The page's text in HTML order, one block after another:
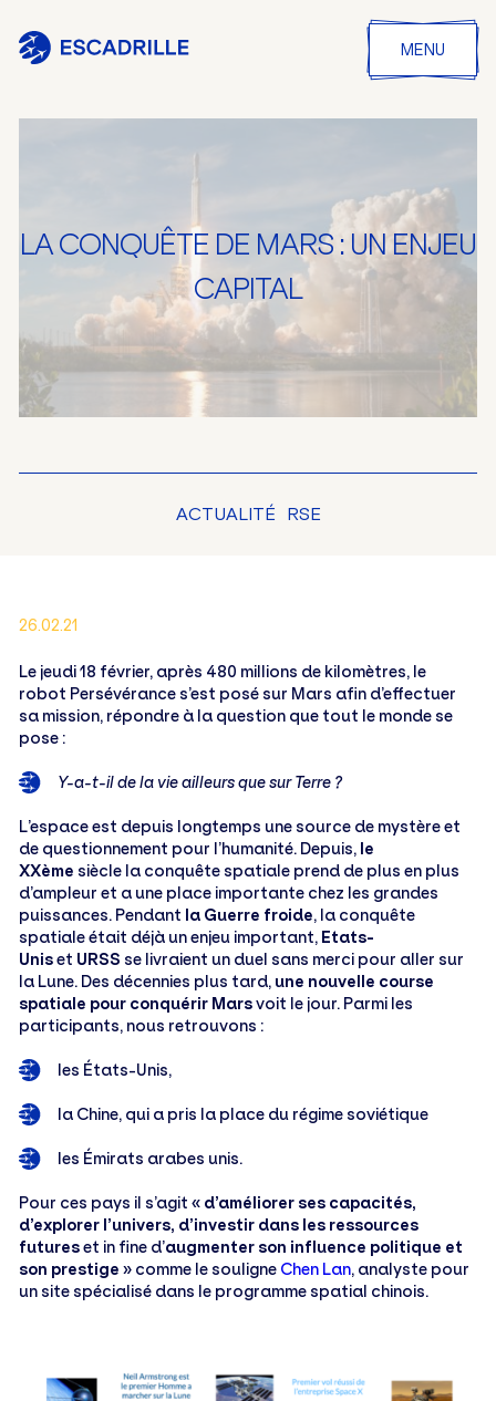
MENU
LA CONQUÊTE DE MARS : UN ENJEU
CAPITAL
ACTUALITÉ RSE
26.02.21
Le jeudi 18 février, après 480 millions de kilomètres, le
robot Persévérance s’est posé sur Mars afin d’effectuer
sa mission, répondre à la question que tout le monde se
pose :
Y-a-t-il de la vie ailleurs que sur Terre ?
L’espace est depuis longtemps une source de mystère et
de questionnement pour l’humanité. Depuis, le
XXème siècle la conquête spatiale prend de plus en plus
d’ampleur et a une place importante chez les grandes
puissances. Pendant la Guerre froide, la conquête
spatiale était déjà un enjeu important, Etats-
Uniset URSS se livraient un duel sans merci pour aller sur
la Lune. Des décennies plus tard, une nouvelle course
spatiale pour conquérir Marsvoit le jour. Parmi les
participants, nous retrouvons :
les États-Unis,
la Chine, qui a pris la place du régime soviétique
les Émirats arabes unis.
Pour ces pays il s’agit « d’améliorer ses capacités,
d’explorer l’univers, d’investir dans les ressources
futureset in fine d’augmenter son influence politique et
son prestige » comme le souligne Chen Lan, analyste pour
un site spécialisé dans le programme spatial chinois.